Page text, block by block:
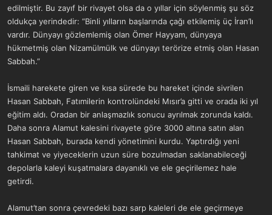
edilmiştir. Bu zayıf bir rivayet olsa da o yıllar için söylenmiş şu söz
oldukça yerindedir: “Binli yılların başlarında çağı etkilemiş üç İran’lı
vardır. Dünyayı gözlemlemiş olan Ömer Hayyam, dünyaya
hükmetmiş olan Nizamülmülk ve dünyayı terörize etmiş olan Hasan
Sabbah.”
İsmaili harekete giren ve kısa sürede bu hareket içinde sivrilen
Hasan Sabbah, Fatımilerin kontrolündeki Mısır’a gitti ve orada iki yıl
eğitim aldı. Oradan bir anlaşmazlık sonucu ayrılmak zorunda kaldı.
Daha sonra Alamut kalesini rivayete göre 3000 altına satın alan
Hasan Sabbah, burada kendi yönetimini kurdu. Yaptırdığı yeni
tahkimat ve yiyeceklerin uzun süre bozulmadan saklanabileceği
depolarla kaleyi kuşatmalara dayanıklı ve ele geçirilemez hale
getirdi.
Alamut’tan sonra çevredeki bazı sarp kaleleri de ele geçirmeye